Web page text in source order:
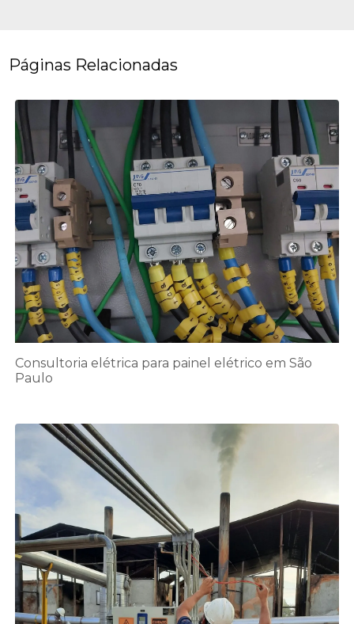
Páginas Relacionadas
Consultoria elétrica para painel elétrico em São
Paulo